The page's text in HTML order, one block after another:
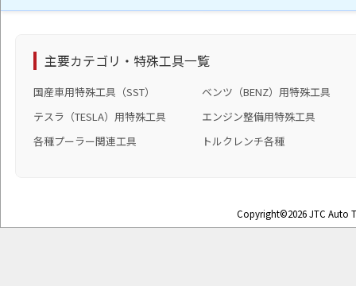
主要カテゴリ・特殊工具一覧
国産車用特殊工具（SST）
ベンツ（BENZ）用特殊工具
テスラ（TESLA）用特殊工具
エンジン整備用特殊工具
各種プーラー関連工具
トルクレンチ各種
Copyright©2026 JTC Auto